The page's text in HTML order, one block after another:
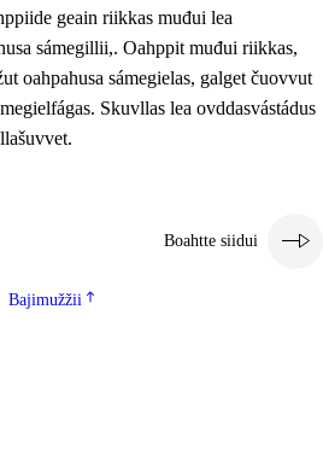
geain riikkas muđui lea
sámegillii,. Oahppit muđui riikkas,
oahpahusa sámegielas, galget čuovvut
Skuvllas lea ovddasvástádus
Boahtte siidui
Bajimužžii